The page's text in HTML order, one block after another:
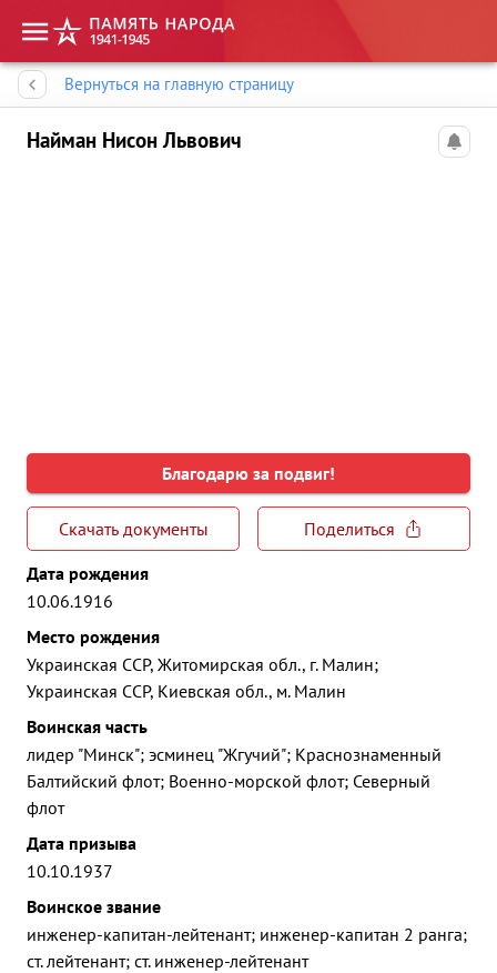
Вернуться на главную страницу
Найман Нисон Львович
Благодарю за подвиг!
Скачать документы
Поделиться
Дата рождения
10.06.1916
Место рождения
Украинская ССР, Житомирская обл., г. Малин;
Украинская ССР, Киевская обл., м. Малин
Воинская часть
лидер "Минск"; эсминец "Жгучий"; Краснознаменный
Балтийский флот; Военно-морской флот; Северный
флот
Дата призыва
10.10.1937
Воинское звание
инженер-капитан-лейтенант; инженер-капитан 2 ранга;
ст. лейтенант; ст. инженер-лейтенант
Память народа